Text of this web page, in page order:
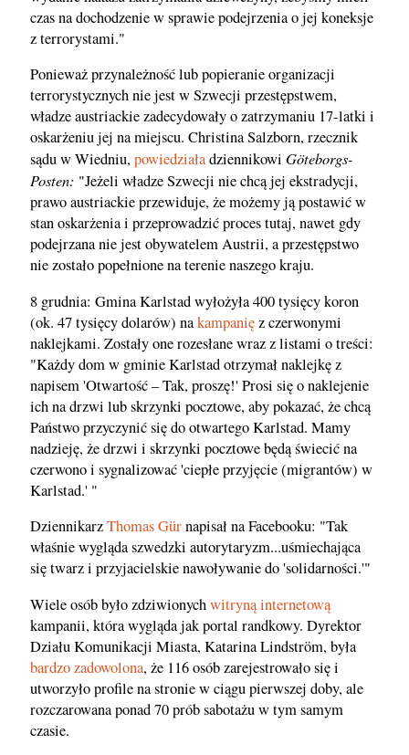
czas na dochodzenie w sprawie podejrzenia o jej koneksje
z terrorystami."
Ponieważ przynależność lub popieranie organizacji
terrorystycznych nie jest w Szwecji przestępstwem,
władze austriackie zadecydowały o zatrzymaniu 17-latki i
oskarżeniu jej na miejscu. Christina Salzborn, rzecznik
sądu w Wiedniu,powiedziaładziennikowi Göteborgs-
Posten: "Jeżeli władze Szwecji nie chcą jej ekstradycji,
prawo austriackie przewiduje, że możemy ją postawić w
stan oskarżenia i przeprowadzić proces tutaj, nawet gdy
podejrzana nie jest obywatelem Austrii, a przestępstwo
nie zostało popełnione na terenie naszego kraju.
8 grudnia: Gmina Karlstad wyłożyła 400 tysięcy koron
(ok. 47 tysięcy dolarów) nakampanięz czerwonymi
naklejkami. Zostały one rozesłane wraz z listami o treści:
"Każdy dom w gminie Karlstad otrzymał naklejkę z
napisem 'Otwartość – Tak, proszę!' Prosi się o naklejenie
ich na drzwi lub skrzynki pocztowe, aby pokazać, że chcą
Państwo przyczynić się do otwartego Karlstad. Mamy
nadzieję, że drzwi i skrzynki pocztowe będą świecić na
czerwono i sygnalizować 'ciepłe przyjęcie (migrantów) w
Karlstad.' "
DziennikarzThomas Gürnapisał na Facebooku: "Tak
właśnie wygląda szwedzki autorytaryzm...uśmiechająca
się twarz i przyjacielskie nawoływanie do 'solidarności.'"
Wiele osób było zdziwionychwitryną internetową
kampanii, która wygląda jak portal randkowy. Dyrektor
Działu Komunikacji Miasta, Katarina Lindström, była
bardzo zadowolona, że 116 osób zarejestrowało się i
utworzyło profile na stronie w ciągu pierwszej doby, ale
rozczarowana ponad 70 prób sabotażu w tym samym
czasie.